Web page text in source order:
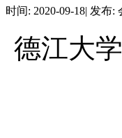
时间: 2020-09-18| 发布:
德江大